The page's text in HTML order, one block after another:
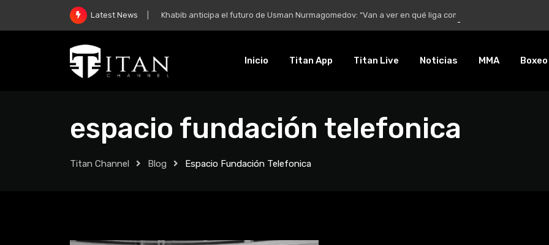
Latest NewsKhabib anticipa el futuro de Usman Nurmagomedov: “Van a ver en qué liga competirá”
Inicio Titan App Titan Live Noticias MMA Boxeo
espacio fundación telefonica
Titan Channel Blog Espacio Fundación Telefonica